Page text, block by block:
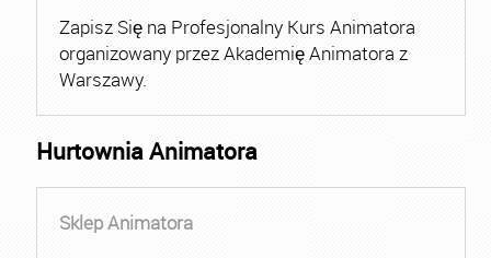
Zapisz Się na Profesjonalny Kurs Animatora
organizowany przez Akademię Animatora z
Warszawy.
Hurtownia Animatora
Sklep Animatora